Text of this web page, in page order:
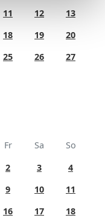
11 12
13
18 19
20
25 26
27
Fr Sa
So
2 3
4
9 10
11
16 17
18